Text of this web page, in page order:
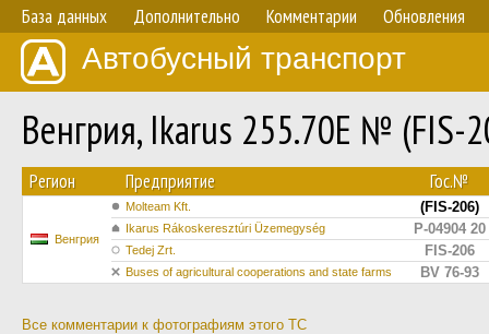
База данных Дополнительно Комментарии Обновления
Автобусный транспорт
Венгрия, Ikarus 255.70E № (FIS-
Регион Предприятие Гос.№
Венгрия
Molteam Kft. (FIS-206)
Ikarus Rákoskeresztúri Üzemegység P-04904 20
Tedej Zrt. FIS-206
Buses of agricultural cooperations and state farms BV 76-93
Все комментарии к фотографиям этого ТС